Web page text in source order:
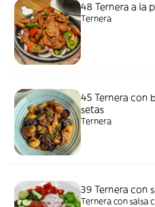
48 Ternera a la
Ternera
45 Ternera con
setas
Ternera
39 Ternera con
Ternera con salsa